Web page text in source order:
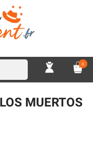
0
MUERTOS